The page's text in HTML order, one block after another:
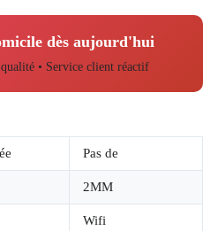
dès aujourd'hui
• Service client réactif
Pas de
2MM
Wifi